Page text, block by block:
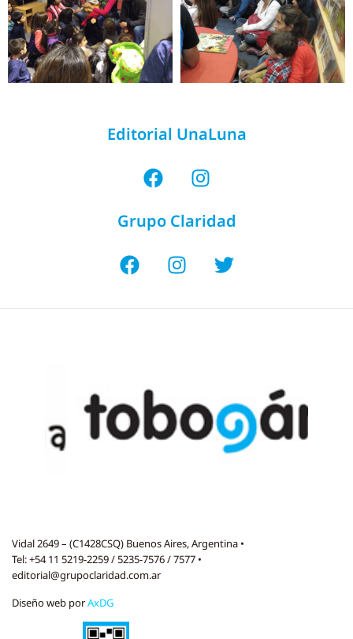
Editorial UnaLuna
Grupo Claridad
Vidal 2649 – (C1428CSQ) Buenos Aires, Argentina •
Tel: +54 11 5219-2259 / 5235-7576 / 7577 •
editorial@grupoclaridad.com.ar
Diseño web porAxDG